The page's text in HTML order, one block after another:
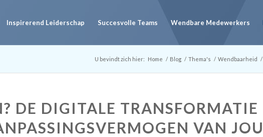
Inspirerend Leiderschap Succesvolle Teams Wendbare Medewerkers
U bevindt zich hier: Home / Blog / Thema's / Wendbaarheid /
DE DIGITALE TRANSFORMATIE
VAN JOU